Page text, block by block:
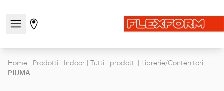
Apri/chiudi il menu di navigazione
Vai alla pagina degli stores
Home | Prodotti | Indoor | Tutti i prodotti | Librerie/Contenitori |
PIUMA